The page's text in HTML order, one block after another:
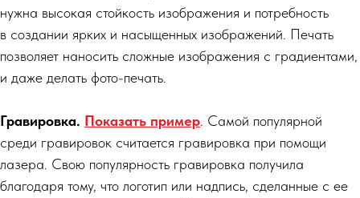
нужна высокая стойкость изображения и потребность
в создании ярких и насыщенных изображений. Печать
позволяет наносить сложные изображения с градиентами,
и даже делать фото-печать.
Гравировка. Показать пример . Самой популярной
среди гравировок считается гравировка при помощи
лазера. Свою популярность гравировка получила
благодаря тому, что логотип или надпись, сделанные с ее